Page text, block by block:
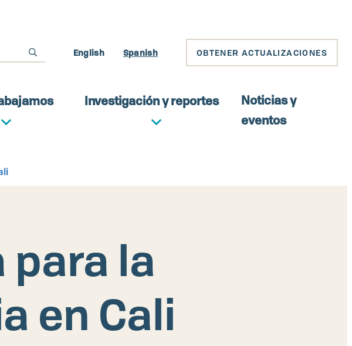
English Spanish OBTENER ACTUALIZACIONES
Investigación y reportes
Noticias y
eventos
la
en Cali